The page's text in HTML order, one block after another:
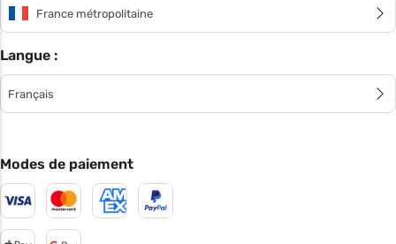
France métropolitaine
Langue :
Français
Modes de paiement